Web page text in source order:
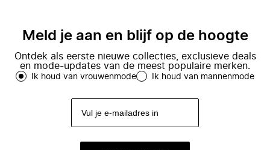
Meld je aan en blijf op de hoogte
Ontdek als eerste nieuwe collecties, exclusieve deals
en mode-updates van de meest populaire merken.
Ik houd van vrouwenmode Ik houd van mannenmode